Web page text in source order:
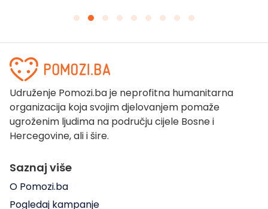
Udruženje Pomozi.ba je neprofitna humanitarna
organizacija koja svojim djelovanjem pomaže
ugroženim ljudima na području cijele Bosne i
Hercegovine, ali i šire.
Saznaj više
O Pomozi.ba
Pogledaj kampanje